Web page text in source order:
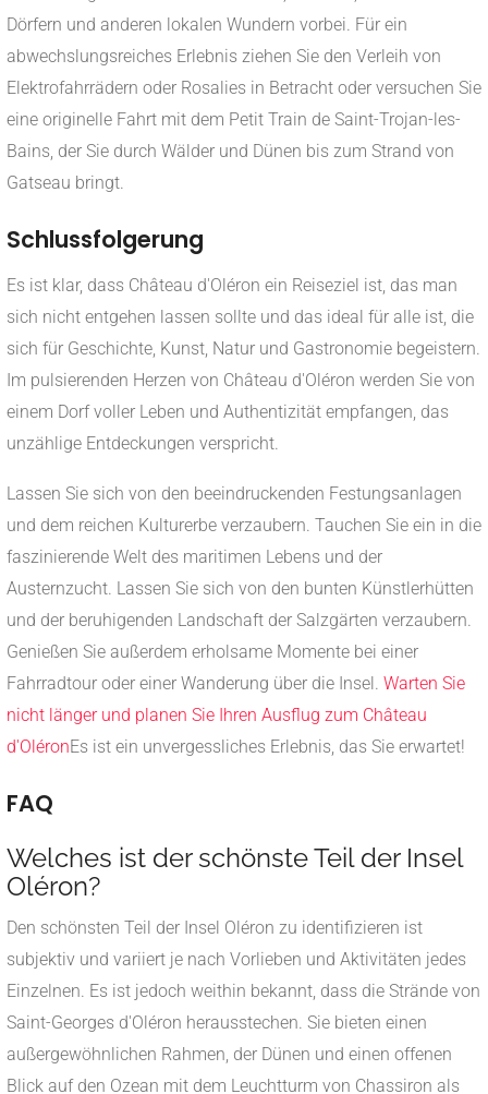
Dörfern und anderen lokalen Wundern vorbei. Für ein
abwechslungsreiches Erlebnis ziehen Sie den Verleih von
Elektrofahrrädern oder Rosalies in Betracht oder versuchen Sie
eine originelle Fahrt mit dem Petit Train de Saint-Trojan-les-
Bains, der Sie durch Wälder und Dünen bis zum Strand von
Gatseau bringt.
Schlussfolgerung
Es ist klar, dass Château d'Oléron ein Reiseziel ist, das man
sich nicht entgehen lassen sollte und das ideal für alle ist, die
sich für Geschichte, Kunst, Natur und Gastronomie begeistern.
Im pulsierenden Herzen von Château d'Oléron werden Sie von
einem Dorf voller Leben und Authentizität empfangen, das
unzählige Entdeckungen verspricht.
Lassen Sie sich von den beeindruckenden Festungsanlagen
und dem reichen Kulturerbe verzaubern. Tauchen Sie ein in die
faszinierende Welt des maritimen Lebens und der
Austernzucht. Lassen Sie sich von den bunten Künstlerhütten
und der beruhigenden Landschaft der Salzgärten verzaubern.
Genießen Sie außerdem erholsame Momente bei einer
Fahrradtour oder einer Wanderung über die Insel. Warten Sie
nicht länger und planen Sie Ihren Ausflug zum Château
d'OléronEs ist ein unvergessliches Erlebnis, das Sie erwartet!
FAQ
Welches ist der schönste Teil der Insel
Oléron?
Den schönsten Teil der Insel Oléron zu identifizieren ist
subjektiv und variiert je nach Vorlieben und Aktivitäten jedes
Einzelnen. Es ist jedoch weithin bekannt, dass die Strände von
Saint-Georges d'Oléron herausstechen. Sie bieten einen
außergewöhnlichen Rahmen, der Dünen und einen offenen
Blick auf den Ozean mit dem Leuchtturm von Chassiron als